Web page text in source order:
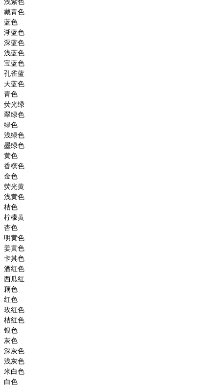
藏青色
蓝色
湖蓝色
深蓝色
浅蓝色
宝蓝色
孔雀蓝
天蓝色
青色
荧光绿
翠绿色
绿色
浅绿色
墨绿色
黄色
香槟色
金色
荧光黄
浅黄色
桔色
柠檬黄
杏色
明黄色
姜黄色
卡其色
酒红色
西瓜红
藕色
红色
玫红色
桔红色
银色
灰色
深灰色
浅灰色
米白色
白色